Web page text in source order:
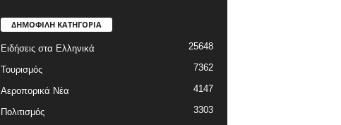
ΔΗΜΟΦΙΛΗ ΚΑΤΗΓΟΡΙΑ
Ειδήσεις στα Ελληνικά 25648
Τουρισμός 7362
Αεροπορικά Νέα 4147
Πολιτισμός 3303